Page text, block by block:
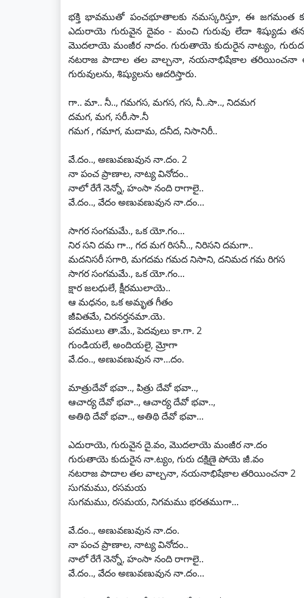
భక్తి భావముతో పంచభూతాలకు నమస్కరిస్తూ, ఈ
ఎదురాయె గురువైన దైవం - మంచి గురువు లేదా శిష్యుడు
మొదలాయె మంజీర నాదం. గురుతాయె కుదురైన నాట్యం,
నటరాజ పాదాల తల వాల్చనా, నయనాభిషేకాల తరియించనా
గురువులను, శిష్యులను ఆదరిస్తారు.
గా.. మా.. నీ.., గమగస, మగస, గస, నీ..సా.., నిదమగ
దమగ, మగ, సరీ.సా.నీ
గమగ , గమాగ, మదామ, దనీద, నిసానిరీ..
వే.దం.., అణువణువున నా.దం. 2
నా పంచ ప్రాణాల, నాట్య వినోదం..
నాలో రేగే నెన్నో, హంసా నంది రాగాలై..
వే.దం.., వేదం అణువణువున నా.దం...
సాగర సంగమమే., ఒక యో.గం...
నిర సని దమ గా.., గద మగ రిసనీ.., నిరిసని దమగా..
మదనిసరీ సగారి, మగదమ గమద నిసాని, దనిమద గమ రిగస
సాగర సంగమమే., ఒక యో.గం...
క్షార జలధులే, క్షీరములాయె..
ఆ మధనం, ఒక అమృత గీతం
జీవితమే, చిరనర్తనమా.యె.
పదములు తా.మే., పెదవులు కా.గా. 2
గుండియలే, అందియలై, మ్రోగా
వే.దం.., అణువణువున నా...దం.
మాత్రుదేవో భవా.., పిత్రు దేవో భవా..,
ఆచార్య దేవో భవా.., ఆచార్య దేవో భవా..,
అతిథి దేవో భవా.., అతిథి దేవో భవా...
ఎదురాయె, గురువైన దై.వం, మొదలాయె మంజీర నా.దం
గురుతాయె కుదురైన నా.ట్యం, గురు దక్షిణై పోయె జీ.వం
నటరాజ పాదాల తల వాల్చనా, నయనాభిషేకాల తరియించనా 2
సుగమము, రసమయ
సుగమము, రసమయ, నిగమము భరతముగా...
వే.దం.., అణువణువున నా.దం.
నా పంచ ప్రాణాల, నాట్య వినోదం..
నాలో రేగే నెన్నో, హంసా నంది రాగాలై..
వే.దం.., వేదం అణువణువున నా.దం...